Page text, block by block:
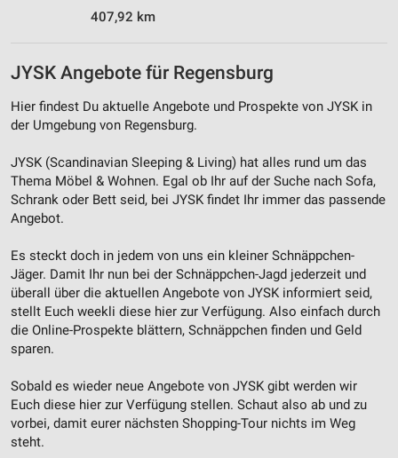
407,92 km
JYSK Angebote für Regensburg
Hier findest Du aktuelle Angebote und Prospekte von JYSK in
der Umgebung von Regensburg.
JYSK (Scandinavian Sleeping & Living) hat alles rund um das
Thema Möbel & Wohnen. Egal ob Ihr auf der Suche nach Sofa,
Schrank oder Bett seid, bei JYSK findet Ihr immer das passende
Angebot.
Es steckt doch in jedem von uns ein kleiner Schnäppchen-
Jäger. Damit Ihr nun bei der Schnäppchen-Jagd jederzeit und
überall über die aktuellen Angebote von JYSK informiert seid,
stellt Euch weekli diese hier zur Verfügung. Also einfach durch
die Online-Prospekte blättern, Schnäppchen finden und Geld
sparen.
Sobald es wieder neue Angebote von JYSK gibt werden wir
Euch diese hier zur Verfügung stellen. Schaut also ab und zu
vorbei, damit eurer nächsten Shopping-Tour nichts im Weg
steht.